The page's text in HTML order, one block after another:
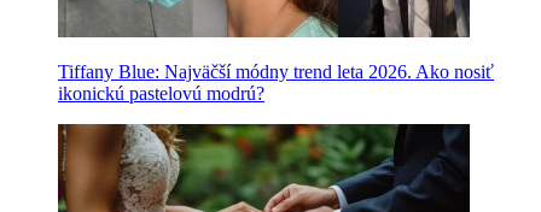
Tiffany Blue: Najväčší módny trend leta 2026. Ako nosiť
ikonickú pastelovú modrú?